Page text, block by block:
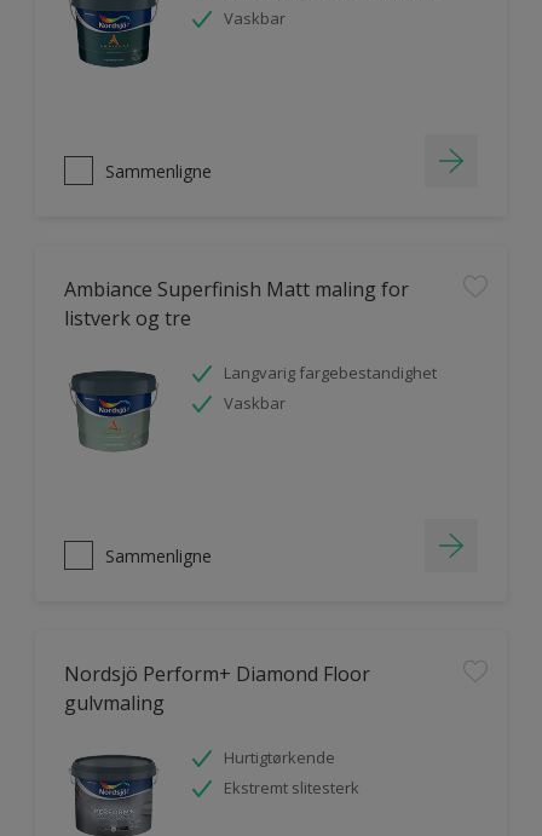
Vaskbar
Sammenligne
Ambiance Superfinish Matt maling for
listverk og tre
Langvarig fargebestandighet
Vaskbar
Sammenligne
Nordsjö Perform+ Diamond Floor
gulvmaling
Hurtigtørkende
Ekstremt slitesterk